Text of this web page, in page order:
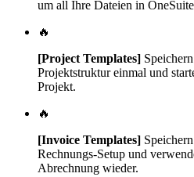
um all Ihre Dateien in
🔥
[Project Templates]
Projektstruktur einmal und
Projekt.
🔥
[Invoice Templates]
Rechnungs-Setup und
Abrechnung wieder.